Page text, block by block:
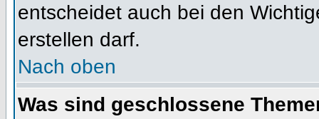
entscheidet auch bei den
erstellen darf.
Nach oben
Was sind geschlossene